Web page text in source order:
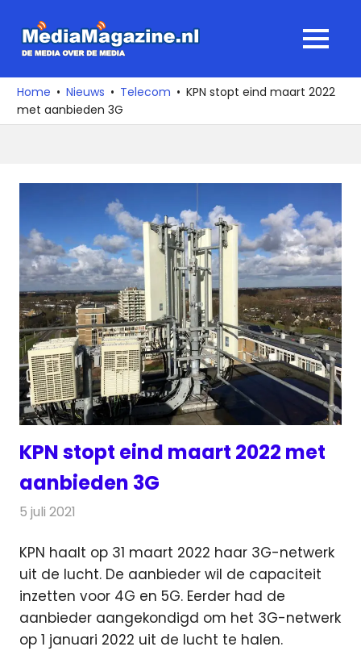
naar
media
over
de
MENU
Home Nieuws Telecom
KPN stopt eind maart 2022
met aanbieden 3G
KPN stopt eind maart 2022 met
aanbieden 3G
5 juli 2021
KPN haalt op 31 maart 2022 haar 3G-netwerk
uit de lucht. De aanbieder wil de capaciteit
inzetten voor 4G en 5G. Eerder had de
aanbieder aangekondigd om het 3G-netwerk
op 1 januari 2022 uit de lucht te halen.